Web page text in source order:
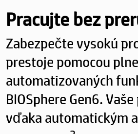
Pracujte bez
Zabezpečte vysokú
prestoje pomocou
automatizovaných
BIOSphere Gen6.
vďaka automatickým